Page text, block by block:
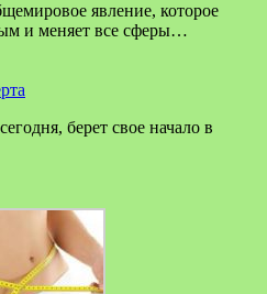
явление, которое
и меняет все сферы…
берет свое начало в